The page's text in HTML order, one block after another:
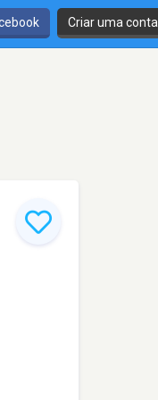
Criar uma conta